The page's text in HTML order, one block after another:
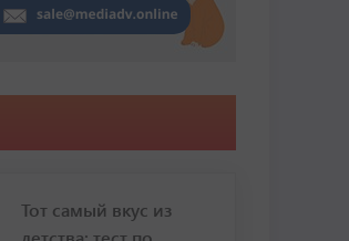
Тот самый вкус из